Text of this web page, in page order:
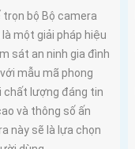
bộ Bộ camera
một giải pháp hiệu
sát an ninh gia đình
mẫu mã phong
chất lượng đáng tin
và thông số ấn
này sẽ là lựa chọn